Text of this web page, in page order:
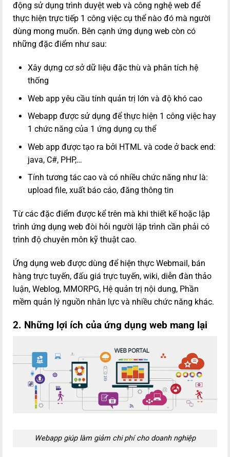
động sử dụng trình duyệt web và công nghệ web để
thực hiện trực tiếp 1 công việc cụ thể nào đó mà người
dùng mong muốn. Bên cạnh ứng dụng web còn có
những đặc điểm như sau:
Xây dựng cơ sở dữ liệu đặc thù và phân tích hệ
thống
Web app yêu cầu tính quản trị lớn và độ khó cao
Webapp được sử dụng để thực hiện 1 công việc hay
1 chức năng của 1 ứng dụng cụ thể
Web app được tạo ra bởi HTML và code ở back end:
java, C#, PHP,…
Tính tương tác cao và có nhiều chức năng như là:
upload file, xuất báo cáo, đăng thông tin
Từ các đặc điểm được kể trên mà khi thiết kế hoặc lập
trình ứng dụng web đòi hỏi người lập trình cần phải có
trình độ chuyên môn kỹ thuật cao.
Ứng dụng web được dùng để hiện thực Webmail, bán
hàng trực tuyến, đấu giá trực tuyến, wiki, diễn đàn thảo
luận, Weblog, MMORPG, Hệ quản trị nội dung, Phần
mềm quản lý nguồn nhân lực và nhiều chức năng khác.
2. Những lợi ích của ứng dụng web mang lại
Webapp giúplàm giảm chi phí cho doanh nghiệp